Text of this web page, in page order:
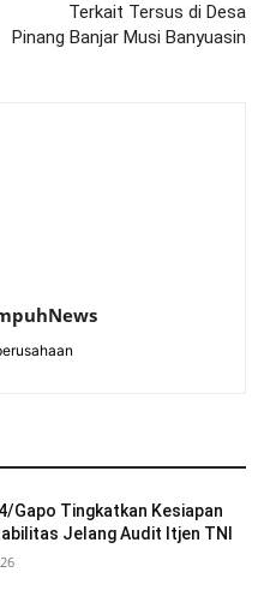
Terkait Tersus di Desa
Pinang Banjar Musi Banyuasin
Gapo Tingkatkan Kesiapan
Jelang Audit Itjen TNI